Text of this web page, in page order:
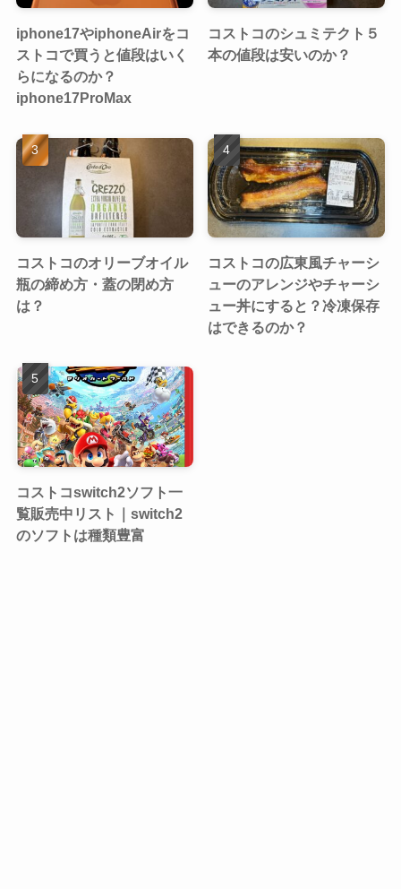
iphone17やiphoneAirをコ
ストコで買うと値段はいく
らになるのか？
iphone17ProMax
コストコのシュミテクト５
本の値段は安いのか？
コストコのオリーブオイル
瓶の締め方・蓋の閉め方
は？
コストコの広東風チャーシ
ューのアレンジやチャーシ
ュー丼にすると？冷凍保存
はできるのか？
コストコswitch2ソフト一
覧販売中リスト｜switch2
のソフトは種類豊富